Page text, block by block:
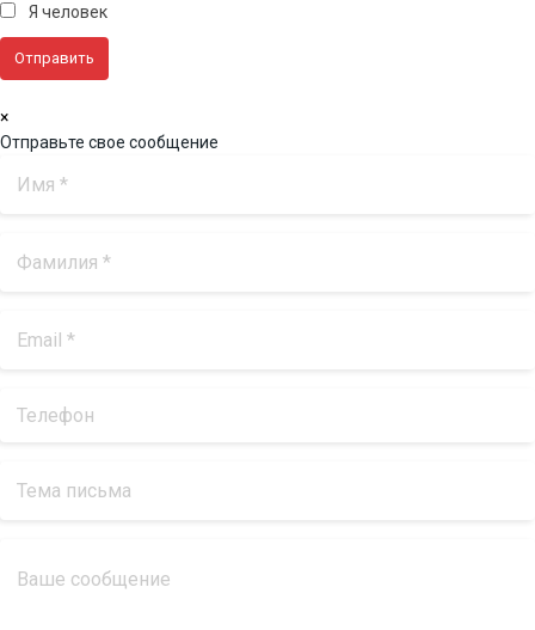
Я человек
×
Отправьте свое сообщение